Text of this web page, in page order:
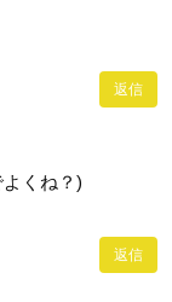
返信
くね？)
返信